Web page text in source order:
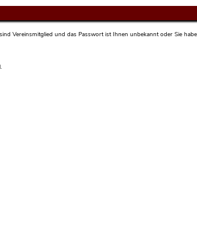
Vereinsmitglied und das Passwort ist Ihnen unbekannt oder Sie